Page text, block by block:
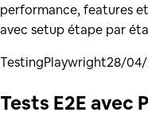
performance, features
avec setup étape par
TestingPlaywright28/
Tests E2E avec